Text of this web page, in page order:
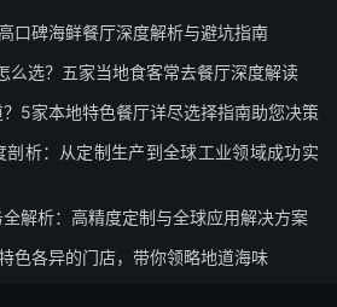
口碑海鲜餐厅深度解析与避坑指南
么选？五家当地食客常去餐厅深度解读
5家本地特色餐厅详尽选择指南助您决策
剖析：从定制生产到全球工业领域成功实
解析：高精度定制与全球应用解决方案
色各异的门店，带你领略地道海味